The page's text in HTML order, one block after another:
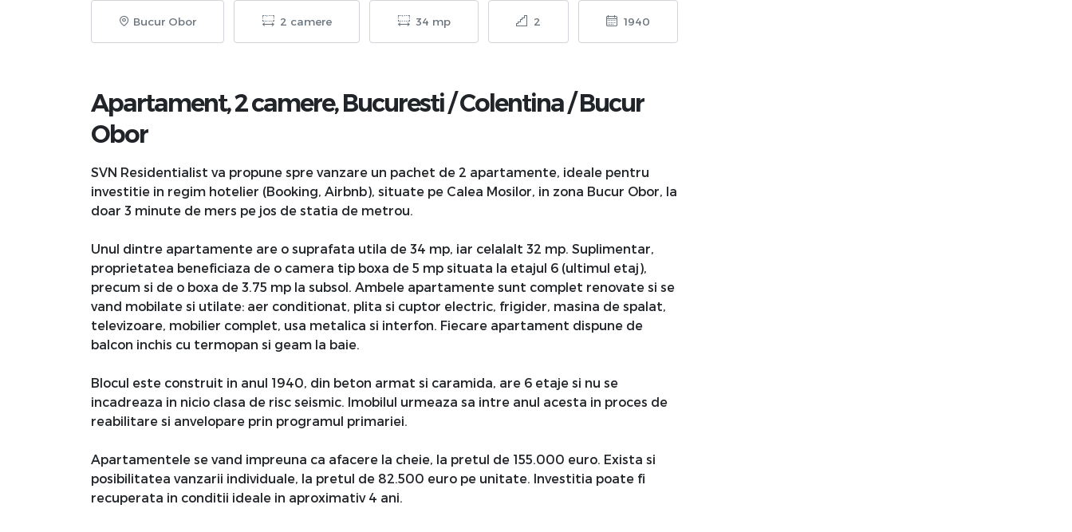
Bucur Obor 2 camere 34 mp 2 1940
Apartament, 2 camere,Bucuresti/Colentina/Bucur
Obor
SVN Residentialist va propune spre vanzare un pachet de 2 apartamente, ideale pentru
investitie in regim hotelier (Booking, Airbnb), situate pe Calea Mosilor, in zona Bucur Obor, la
doar 3 minute de mers pe jos de statia de metrou.
Unul dintre apartamente are o suprafata utila de 34 mp, iar celalalt 32 mp. Suplimentar,
proprietatea beneficiaza de o camera tip boxa de 5 mp situata la etajul 6 (ultimul etaj),
precum si de o boxa de 3.75 mp la subsol. Ambele apartamente sunt complet renovate si se
vand mobilate si utilate: aer conditionat, plita si cuptor electric, frigider, masina de spalat,
televizoare, mobilier complet, usa metalica si interfon. Fiecare apartament dispune de
balcon inchis cu termopan si geam la baie.
Blocul este construit in anul 1940, din beton armat si caramida, are 6 etaje si nu se
incadreaza in nicio clasa de risc seismic. Imobilul urmeaza sa intre anul acesta in proces de
reabilitare si anvelopare prin programul primariei.
Apartamentele se vand impreuna ca afacere la cheie, la pretul de 155.000 euro. Exista si
posibilitatea vanzarii individuale, la pretul de 82.500 euro pe unitate. Investitia poate fi
recuperata in conditii ideale in aproximativ 4 ani.